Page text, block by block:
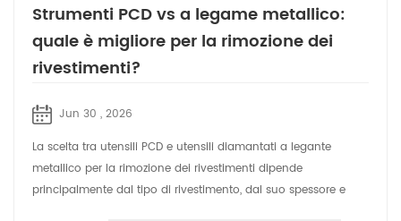
Strumenti PCD vs a legame metallico:
quale è migliore per la rimozione dei
rivestimenti?
Jun 30 , 2026
La scelta tra utensili PCD e utensili diamantati a legante
metallico per la rimozione dei rivestimenti dipende
principalmente dal tipo di rivestimento, dal suo spessore e